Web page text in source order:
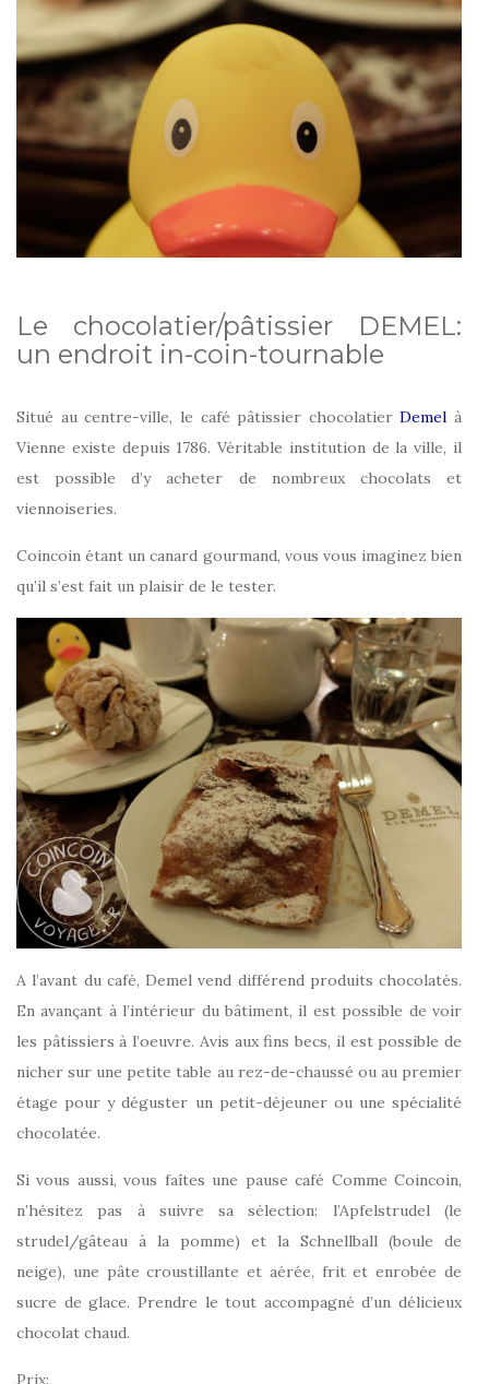
Le chocolatier/pâtissier DEMEL:
un endroit in-coin-tournable
Situé au centre-ville, le café pâtissier chocolatierDemel à
Vienne existe depuis 1786. Véritable institution de la ville, il
est possible d’y acheter de nombreux chocolats et
viennoiseries.
Coincoin étant un canard gourmand, vous vous imaginez bien
qu’il s’est fait un plaisir de le tester.
A l’avant du café, Demel vend différend produits chocolatés.
En avançant à l’intérieur du bâtiment, il est possible de voir
les pâtissiers à l’oeuvre. Avis aux fins becs, il est possible de
nicher sur une petite table au rez-de-chaussé ou au premier
étage pour y déguster un petit-déjeuner ou une spécialité
chocolatée.
Si vous aussi, vous faîtes une pause café Comme Coincoin,
n’hésitez pas à suivre sa sélection: l’Apfelstrudel (le
strudel/gâteau à la pomme) et la Schnellball (boule de
neige), une pâte croustillante et aérée, frit et enrobée de
sucre de glace. Prendre le tout accompagné d’un délicieux
chocolat chaud.
Prix: